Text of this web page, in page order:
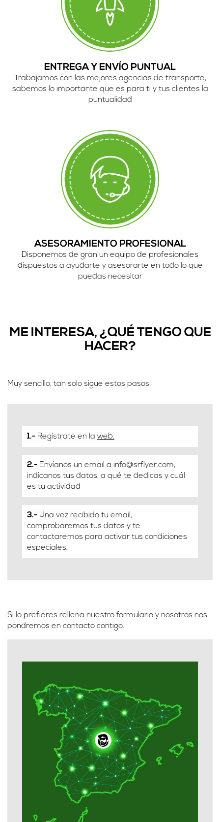
ENTREGA Y ENVÍO PUNTUAL
Trabajamos con las mejores agencias de transporte,
sabemos lo importante que es para ti y tus clientes la
puntualidad
ASESORAMIENTO PROFESIONAL
Disponemos de gran un equipo de profesionales
dispuestos a ayudarte y asesorarte en todo lo que
puedas necesitar
ME INTERESA, ¿QUÉ TENGO QUE
HACER?
Muy sencillo, tan solo sigue estos pasos:
1.- Regístrate en la web.
2.- Envíanos un email a info@srflyer.com,
indícanos tus datos, a qué te dedicas y cuál
es tu actividad
3.- Una vez recibido tu email,
comprobaremos tus datos y te
contactaremos para activar tus condiciones
especiales.
Si lo prefieres rellena nuestro formulario y nosotros nos
pondremos en contacto contigo.